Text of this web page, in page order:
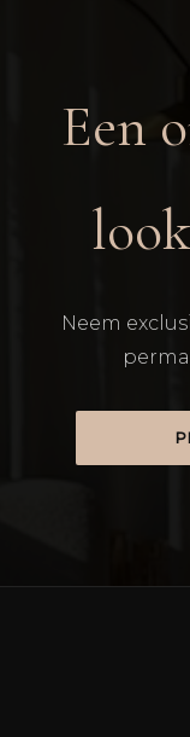
Een
Neem